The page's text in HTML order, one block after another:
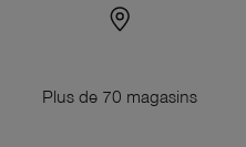
Plus de 70 magasins